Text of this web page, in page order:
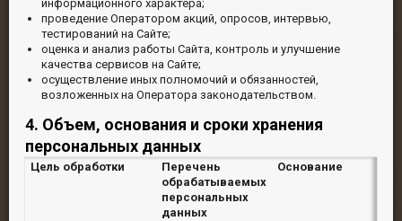
информационного характера;
проведение Оператором акций, опросов, интервью,
тестирований на Сайте;
оценка и анализ работы Сайта, контроль и улучшение
качества сервисов на Сайте;
осуществление иных полномочий и обязанностей,
возложенных на Оператора законодательством.
4. Объем, основания и сроки хранения
персональных данных
Цель обработки
Перечень
обрабатываемых
персональных
данных
Основание